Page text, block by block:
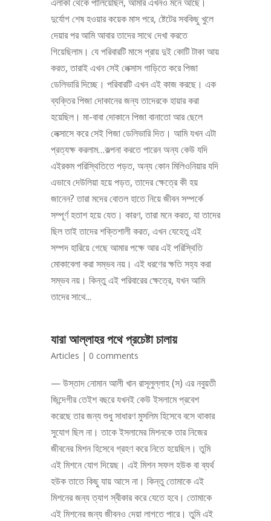
দুর্যোগ শেষ হওয়ার কয়েক মাস পরে, ষ্টেটের সবকিছু খুলে
দেয়ার পর আমি আবার তাদের সাথে দেখা করতে
গিয়েছিলাম। যে পরিবারটি মাসে প্রায় দুই কোটি টাকা আয়
করত, তারাই এখন সেই লেক্সাস গাড়িতে করে পিজা
ডেলিভারি দিচ্ছে। পরিবারটি এখন এই কাজ করছে। এক
ব্যক্তির পিজা দোকানের জন্য তাদেরকে হায়ার করা
হয়েছিল। মা-বাবা দোকানে পিজা বানাতো আর ছেলে
লেক্সাসে করে সেই পিজা ডেলিভারি দিত। আমি যখন এটা
প্রত্যক্ষ করলাম…কল্পনা করতে পারেন অন্য কেউ যদি
এইরকম পরিস্থিতিতে পড়ত, অন্য কোন মিলিওনিয়ার যদি
এভাবে দেউলিয়া হয়ে পড়ত, তাদের ক্ষেত্রে কী হয়
জানেন? তারা মদের বোতল হাতে নিয়ে জীবন সম্পর্কে
সম্পূর্ণ হতাশ হয়ে যেত। কারণ, তারা মনে করত, যা তাদের
ছিল তাই তাদের শক্তিশালী করত, এখন যেহেতু এই
সম্পদ হারিয়ে গেছে আমার পক্ষে আর এই পরিস্থিতি
মোকাবেলা করা সম্ভব নয়। এই ধরণের ক্ষতি সহ্য করা
সম্ভব নয়। কিন্তু এই পরিবারের ক্ষেত্রে, যখন আমি
তাদের সাথে...
যারা আল্লাহর পথে প্রচেষ্টা চালায়
Articles | 0 comments
— উস্তাদ নোমান আলী খান রাসূলুল্লাহ (স) এর নবুয়তী
জিন্দেগীর তেইশ বছরে যখনই কেউ ইসলামে প্রবেশ
করেছে তার জন্য শুধু সাধারণ মুসলিম হিসেবে বসে থাকার
সুযোগ ছিল না। তাকে ইসলামের মিশনকে তার নিজের
জীবনের মিশন হিসেবে গ্রহণ করে নিতে হয়েছিল। তুমি
এই মিশনে যোগ দিয়েছ। এই মিশন সফল হউক বা ব্যর্থ
হউক তাতে কিছু যায় আসে না। কিন্তু তোমাকে এই
মিশনের জন্য ত্যাগ স্বীকার করে যেতে হবে। তোমাকে
এই মিশনের জন্য জীবনও দেয়া লাগতে পারে। তুমি এই